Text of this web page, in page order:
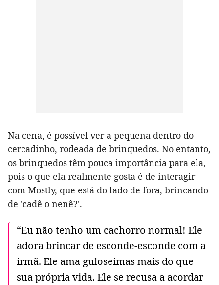
Na cena, é possível ver a pequena dentro do
cercadinho, rodeada de brinquedos. No entanto,
os brinquedos têm pouca importância para ela,
pois o que ela realmente gosta é de interagir
com Mostly, que está do lado de fora, brincando
de 'cadê o nenê?'.
“Eu não tenho um cachorro normal! Ele
adora brincar de esconde-esconde com a
irmã. Ele ama guloseimas mais do que
sua própria vida. Ele se recusa a acordar